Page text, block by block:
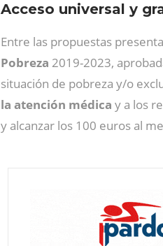
Acceso universal y
Entre las propuestas
Pobreza 2019-2023,
situación de pobreza y/o
la atención médica y a los
y alcanzar los 100 euros al